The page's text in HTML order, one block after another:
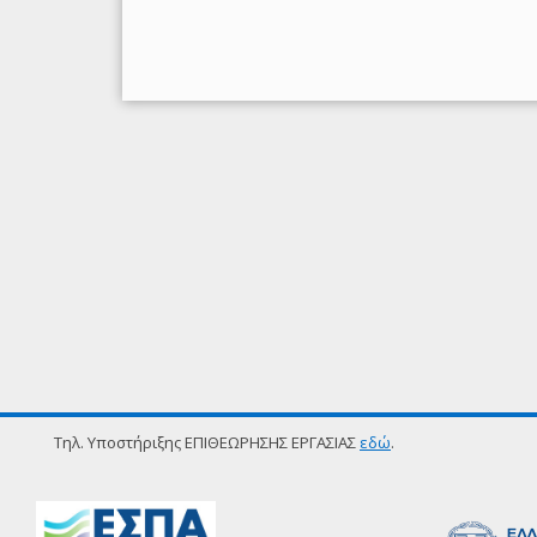
Τηλ. Υποστήριξης ΕΠΙΘΕΩΡΗΣΗΣ ΕΡΓΑΣΙΑΣ εδώ.